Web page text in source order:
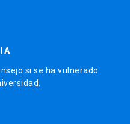
si se ha vulnerado